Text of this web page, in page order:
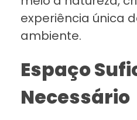
experiência única
ambiente.
Espaço
Necessário